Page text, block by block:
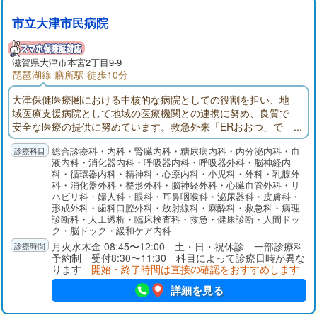
市立大津市民病院
滋賀県大津市本宮2丁目9-9
琵琶湖線 膳所駅 徒歩10分
大津保健医療圏における中核的な病院としての役割を担い、地
域医療支援病院として地域の医療機関との連携に努め、良質で
安全な医療の提供に努めています。救急外来「ERおおつ」で
は、24時間365日「とまらない救急」を掲げ、救急専門医を中心
に他科医師やICUと速やかに連携しています。健診センターでは
各種検診や予防接種を行うとともに、早期発見から内視鏡およ
び外科的手術治療、化学療法、放射線治療そして緩和ケアにい
たるまで、シームレスで集学的ながん診療を提供しています。
総合診療科・内科・腎臓内科・糖尿病内科・内分泌内科・血
液内科・消化器内科・呼吸器内科・呼吸器外科・脳神経内
科・循環器内科・精神科・心療内科・小児科・外科・乳腺外
科・消化器外科・整形外科・脳神経外科・心臓血管外科・リ
ハビリ科・婦人科・眼科・耳鼻咽喉科・泌尿器科・皮膚科・
形成外科・歯科口腔外科・放射線科・麻酔科・救急科・病理
診断科・人工透析・臨床検査科・救急・健康診断・人間ドッ
ク・脳ドック・緩和ケア内科
月火水木金 08:45〜12:00 土・日・祝休診 一部診療科
予約制 受付8:30〜11:30 科目によって診療日時が異な
ります 開始・終了時間は直接の確認をおすすめします
詳細を見る